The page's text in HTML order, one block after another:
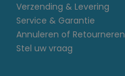
Verzending & Levering
Service & Garantie
Annuleren of Retourneren
Stel uw vraag